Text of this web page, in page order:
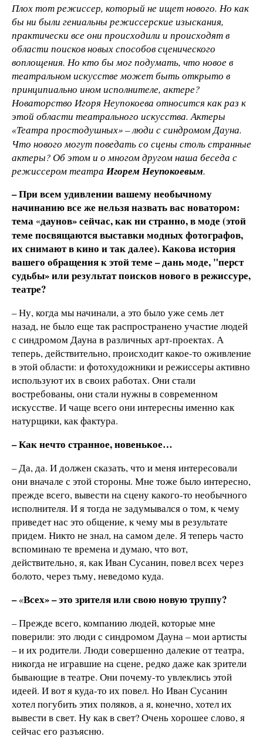
Плох тот режиссер, который не ищет нового. Но как
бы ни были гениальны режиссерские изыскания,
практически все они происходили и происходят в
области поисков новых способов сценического
воплощения. Но кто бы мог подумать, что новое в
театральном искусстве может быть открыто в
принципиально ином исполнителе, актере?
Новаторство Игоря Неупокоева относится как раз к
этой области театрального искусства. Актеры
«Театра простодушных» – люди с синдромом Дауна.
Что нового могут поведать со сцены столь странные
актеры? Об этом и о многом другом наша беседа с
режиссером театра Игорем Неупокоевым.
– При всем удивлении вашему необычному
начинанию все же нельзя назвать вас новатором:
тема «даунов» сейчас, как ни странно, в моде (этой
теме посвящаются выставки модных фотографов,
их снимают в кино и так далее). Какова история
вашего обращения к этой теме – дань моде, "перст
судьбы» или результат поисков нового в режиссуре,
театре?
– Ну, когда мы начинали, а это было уже семь лет
назад, не было еще так распространено участие людей
с синдромом Дауна в различных арт-проектах. А
теперь, действительно, происходит какое-то оживление
в этой области: и фотохудожники и режиссеры активно
используют их в своих работах. Они стали
востребованы, они стали нужны в современном
искусстве. И чаще всего они интересны именно как
натурщики, как фактура.
– Как нечто странное, новенькое…
– Да, да. И должен сказать, что и меня интересовали
они вначале с этой стороны. Мне тоже было интересно,
прежде всего, вывести на сцену какого-то необычного
исполнителя. И я тогда не задумывался о том, к чему
приведет нас это общение, к чему мы в результате
придем. Никто не знал, на самом деле. Я теперь часто
вспоминаю те времена и думаю, что вот,
действительно, я, как Иван Сусанин, повел всех через
болото, через тьму, неведомо куда.
– «Всех» – это зрителя или свою новую труппу?
– Прежде всего, компанию людей, которые мне
поверили: это люди с синдромом Дауна – мои артисты
– и их родители. Люди совершенно далекие от театра,
никогда не игравшие на сцене, редко даже как зрители
бывающие в театре. Они почему-то увлеклись этой
идеей. И вот я куда-то их повел. Но Иван Сусанин
хотел погубить этих поляков, а я, конечно, хотел их
вывести в свет. Ну как в свет? Очень хорошее слово, я
сейчас его разъясню.